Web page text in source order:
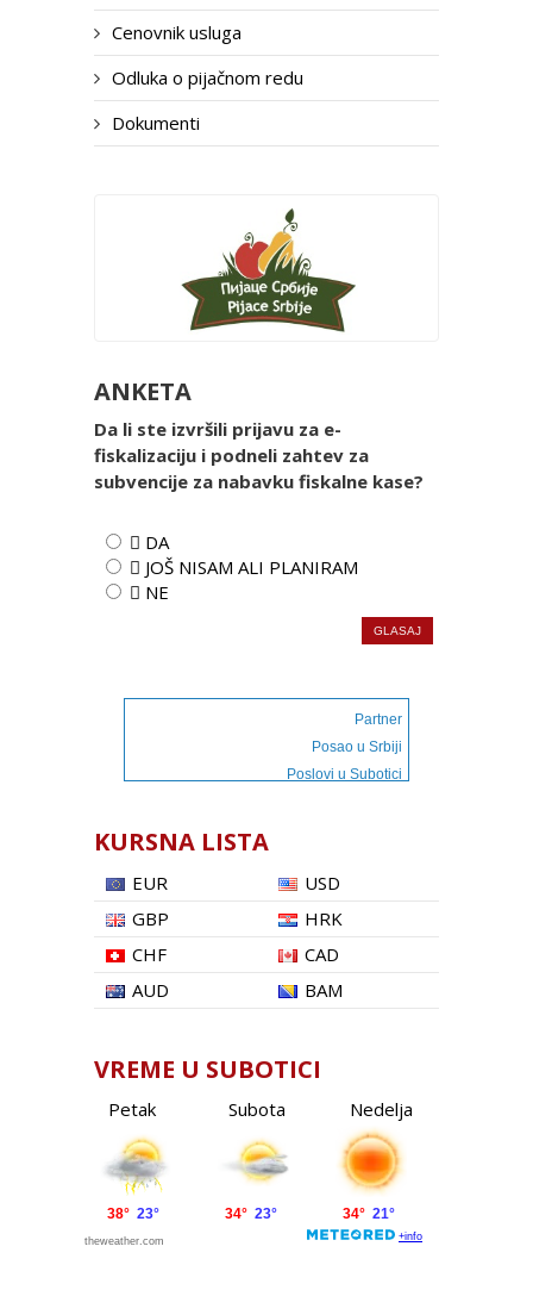
Cenovnik usluga
Odluka o pijačnom redu
Dokumenti
ANKETA
Da li ste izvršili prijavu za e-
fiskalizaciju i podneli zahtev za
subvencije za nabavku fiskalne kase?
 DA
 JOŠ NISAM ALI PLANIRAM
 NE
Partner
Posao u Srbiji
Poslovi u Subotici
KURSNA LISTA
EUR
USD
GBP
HRK
CHF
CAD
AUD
BAM
VREME U SUBOTICI
Petak Subota Nedelja